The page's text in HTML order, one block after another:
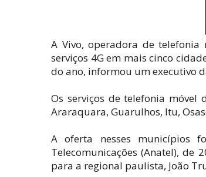
A Vivo, operadora de
serviços 4G em mais cinco
do ano, informou um executivo
Os serviços de telefonia móvel
Araraquara, Guarulhos, Itu,
A oferta nesses municípios
Telecomunicações (Anatel),
para a regional paulista, João